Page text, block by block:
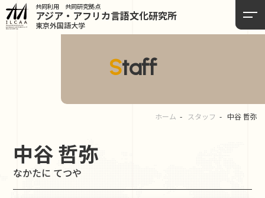
共同利用 共同研究拠点
アジア・アフリカ言語文化研究所
東京外国語大学
Staff
ホーム スタッフ 中谷 哲弥
中谷 哲弥
なかたに てつや